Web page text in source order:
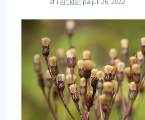
af i Artikler på juli 26, 2022